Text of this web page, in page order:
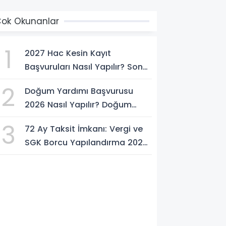
Okunanlar
1
2027 Hac Kesin Kayıt
Başvuruları Nasıl Yapılır? Son
2
Doğum Yardımı Başvurusu
2026 Nasıl Yapılır? Doğum
3
72 Ay Taksit İmkanı: Vergi ve
SGK Borcu Yapılandırma 2026